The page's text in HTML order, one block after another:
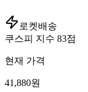
로켓배송
쿠스피 지수 83점
현재 가격
41,880원